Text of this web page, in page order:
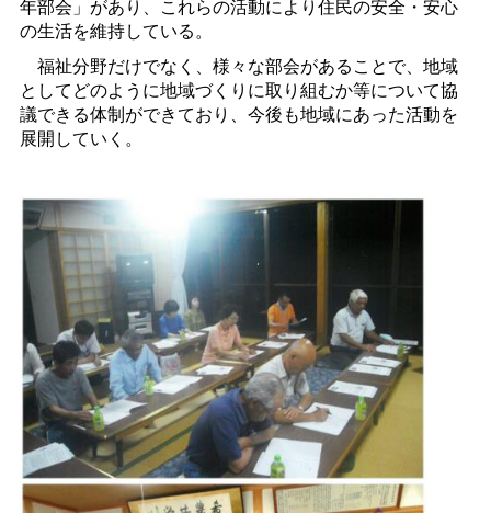
年部会」があり、これらの活動により住民の安全・安心
の生活を維持している。
福祉分野だけでなく、様々な部会があることで、地域
としてどのように地域づくりに取り組むか等について協
議できる体制ができており、今後も地域にあった活動を
展開していく。